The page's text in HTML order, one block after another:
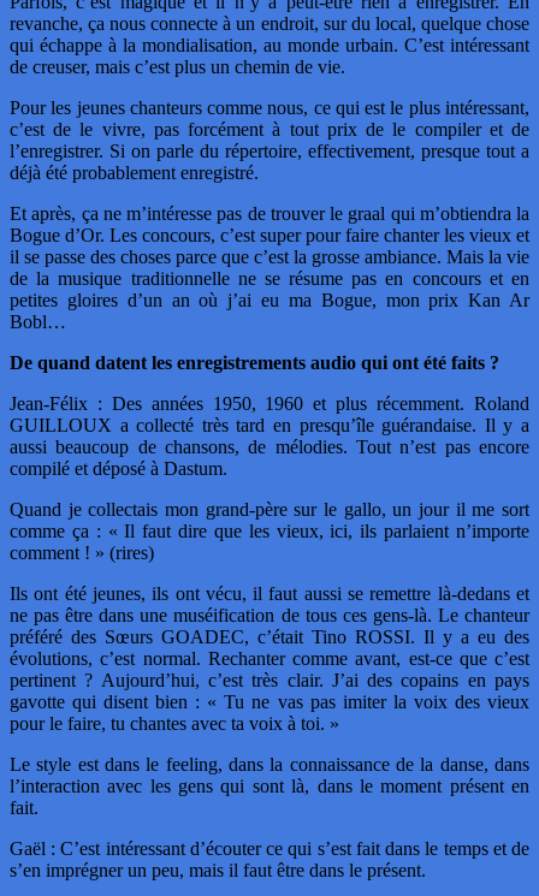
revanche, ça nous connecte à un endroit, sur du local, quelque chose
qui échappe à la mondialisation, au monde urbain. C’est intéressant
de creuser, mais c’est plus un chemin de vie.
Pour les jeunes chanteurs comme nous, ce qui est le plus intéressant,
c’est de le vivre, pas forcément à tout prix de le compiler et de
l’enregistrer. Si on parle du répertoire, effectivement, presque tout a
déjà été probablement enregistré.
Et après, ça ne m’intéresse pas de trouver le graal qui m’obtiendra la
Bogue d’Or. Les concours, c’est super pour faire chanter les vieux et
il se passe des choses parce que c’est la grosse ambiance. Mais la vie
de la musique traditionnelle ne se résume pas en concours et en
petites gloires d’un an où j’ai eu ma Bogue, mon prix Kan Ar
Bobl…
De quand datent les enregistrements audio qui ont été faits ?
Jean-Félix : Des années 1950, 1960 et plus récemment. Roland
GUILLOUX a collecté très tard en presqu’île guérandaise. Il y a
aussi beaucoup de chansons, de mélodies. Tout n’est pas encore
compilé et déposé à Dastum.
Quand je collectais mon grand-père sur le gallo, un jour il me sort
comme ça : « Il faut dire que les vieux, ici, ils parlaient n’importe
comment ! » (rires)
Ils ont été jeunes, ils ont vécu, il faut aussi se remettre là-dedans et
ne pas être dans une muséification de tous ces gens-là. Le chanteur
préféré des Sœurs GOADEC, c’était Tino ROSSI. Il y a eu des
évolutions, c’est normal. Rechanter comme avant, est-ce que c’est
pertinent ? Aujourd’hui, c’est très clair. J’ai des copains en pays
gavotte qui disent bien : « Tu ne vas pas imiter la voix des vieux
pour le faire, tu chantes avec ta voix à toi. »
Le style est dans le feeling, dans la connaissance de la danse, dans
l’interaction avec les gens qui sont là, dans le moment présent en
fait.
Gaël : C’est intéressant d’écouter ce qui s’est fait dans le temps et de
s’en imprégner un peu, mais il faut être dans le présent.